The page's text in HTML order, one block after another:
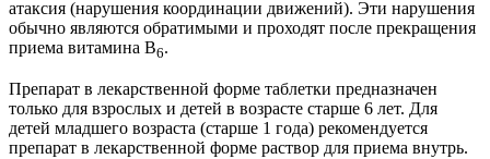
атаксия (нарушения координации движений). Эти нарушения
обычно являются обратимыми и проходят после прекращения
приема витамина В6.
Препарат в лекарственной форме таблетки предназначен
только для взрослых и детей в возрасте старше 6 лет. Для
детей младшего возраста (старше 1 года) рекомендуется
препарат в лекарственной форме раствор для приема внутрь.